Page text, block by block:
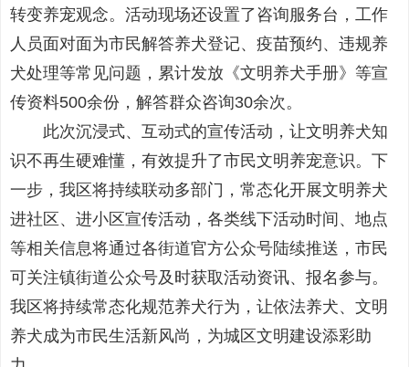
转变养宠观念。活动现场还设置了咨询服务台，工作
人员面对面为市民解答养犬登记、疫苗预约、违规养
犬处理等常见问题，累计发放《文明养犬手册》等宣
传资料500余份，解答群众咨询30余次。
此次沉浸式、互动式的宣传活动，让文明养犬知
识不再生硬难懂，有效提升了市民文明养宠意识。下
一步，我区将持续联动多部门，常态化开展文明养犬
进社区、进小区宣传活动，各类线下活动时间、地点
等相关信息将通过各街道官方公众号陆续推送，市民
可关注镇街道公众号及时获取活动资讯、报名参与。
我区将持续常态化规范养犬行为，让依法养犬、文明
养犬成为市民生活新风尚，为城区文明建设添彩助